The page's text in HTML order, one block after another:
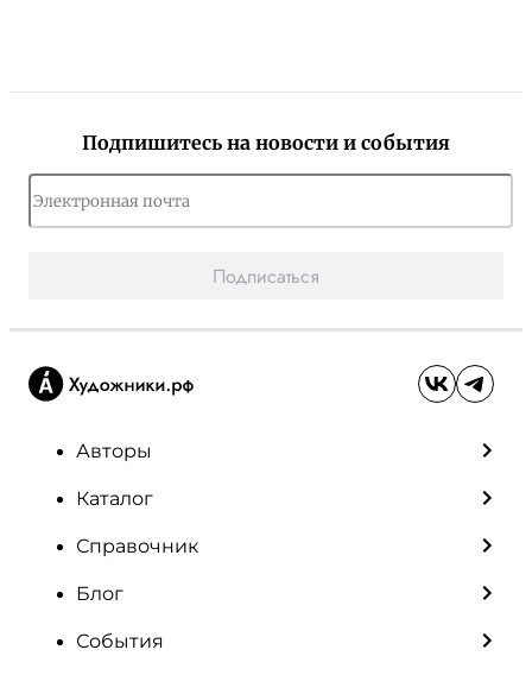
Подпишитесь на новости и события
Подписаться
Авторы
Каталог
Справочник
Блог
События